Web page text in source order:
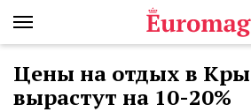
Цены на отдых в
вырастут на 10-20%